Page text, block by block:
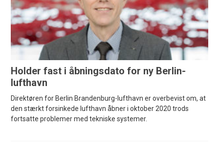
Holder fast i åbningsdato for ny Berlin-
lufthavn
Direktøren for Berlin Brandenburg-lufthavn er overbevist om, at
den stærkt forsinkede lufthavn åbner i oktober 2020 trods
fortsatte problemer med tekniske systemer.